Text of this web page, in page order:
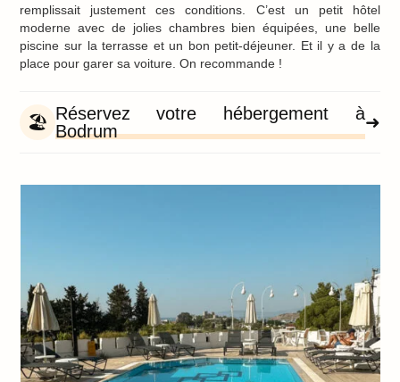
remplissait justement ces conditions. C’est un petit hôtel
moderne avec de jolies chambres bien équipées, une belle
piscine sur la terrasse et un bon petit-déjeuner. Et il y a de la
place pour garer sa voiture. On recommande !
🏖️ Réservez votre hébergement à
Bodrum
➜